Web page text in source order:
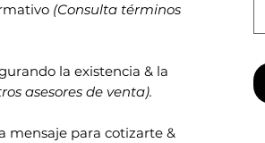
(Consulta términos
la existencia & la
asesores de venta).
mensaje para cotizarte &